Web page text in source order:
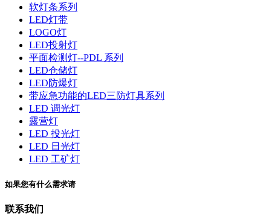
软灯条系列
LED灯带
LOGO灯
LED投射灯
平面检测灯--PDL 系列
LED仓储灯
LED防爆灯
带应急功能的LED三防灯具系列
LED 调光灯
露营灯
LED 投光灯
LED 日光灯
LED 工矿灯
如果您有什么需求请
联系我们